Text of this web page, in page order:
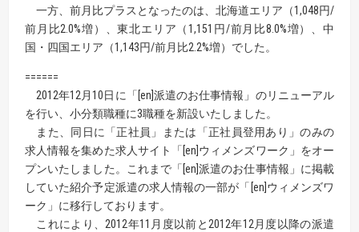
一方、前月比プラスとなったのは、北海道エリア（1,048円/
前月比2.0%増）、東北エリア（1,151円/前月比8.0%増）、中
国・四国エリア（1,143円/前月比2.2%増）でした。
======
2012年12月10日に「[en]派遣のお仕事情報」のリニューアル
を行い、小分類職種に3職種を新設いたしました。
また、同日に「正社員」または「正社員登用あり」のみの
求人情報を集めた求人サイト「[en]ウィメンズワーク」をオー
プンいたしました。これまで「[en]派遣のお仕事情報」に掲載
していた紹介予定派遣の求人情報の一部が「[en]ウィメンズワ
ーク」に移行しております。
これにより、2012年11月度以前と2012年12月度以降の派遣